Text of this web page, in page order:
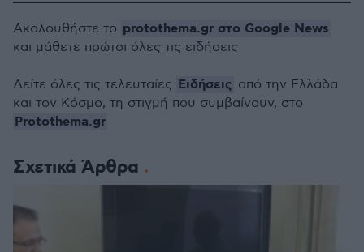
Σχετικά Άρθρα
Ακολουθήστε το protothema.gr στο Google News
και μάθετε πρώτοι όλες τις ειδήσεις
Δείτε όλες τις τελευταίες Ειδήσεις από την Ελλάδα
και τον Κόσμο, τη στιγμή που συμβαίνουν, στο
Protothema.gr